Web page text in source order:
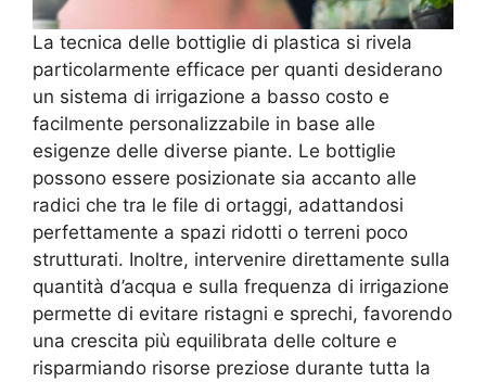
La tecnica delle bottiglie di plastica si rivela
particolarmente efficace per quanti desiderano
un sistema di irrigazione a basso costo e
facilmente personalizzabile in base alle
esigenze delle diverse piante. Le bottiglie
possono essere posizionate sia accanto alle
radici che tra le file di ortaggi, adattandosi
perfettamente a spazi ridotti o terreni poco
strutturati. Inoltre, intervenire direttamente sulla
quantità d’acqua e sulla frequenza di irrigazione
permette di evitare ristagni e sprechi, favorendo
una crescita più equilibrata delle colture e
risparmiando risorse preziose durante tutta la